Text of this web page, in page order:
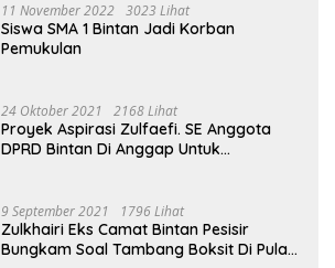
11 November 2022 3023 Lihat
Siswa SMA 1 Bintan Jadi Korban
Pemukulan
24 Oktober 2021 2168 Lihat
Proyek Aspirasi Zulfaefi. SE Anggota
DPRD Bintan Di Anggap Untuk
9 September 2021 1796 Lihat
Zulkhairi Eks Camat Bintan Pesisir
Bungkam Soal Tambang Boksit Di Pulau